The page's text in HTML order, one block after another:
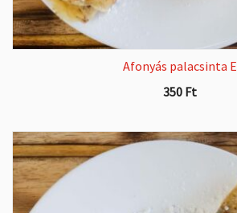
Afonyás palacsinta E
350 Ft